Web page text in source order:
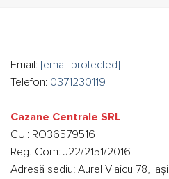
Email: [email protected]
Telefon: 0371230119
Cazane Centrale SRL
CUI: RO36579516
Reg. Com: J22/2151/2016
Adresă sediu: Aurel Vlaicu 78, Iași